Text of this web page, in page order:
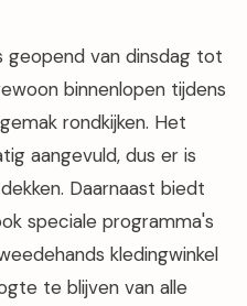
geopend van dinsdag tot
binnenlopen tijdens
rondkijken. Het
aangevuld, dus er is
Daarnaast biedt
speciale programma's
kledingwinkel
te blijven van alle